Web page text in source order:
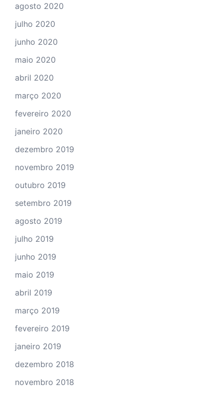
agosto 2020
julho 2020
junho 2020
maio 2020
abril 2020
março 2020
fevereiro 2020
janeiro 2020
dezembro 2019
novembro 2019
outubro 2019
setembro 2019
agosto 2019
julho 2019
junho 2019
maio 2019
abril 2019
março 2019
fevereiro 2019
janeiro 2019
dezembro 2018
novembro 2018